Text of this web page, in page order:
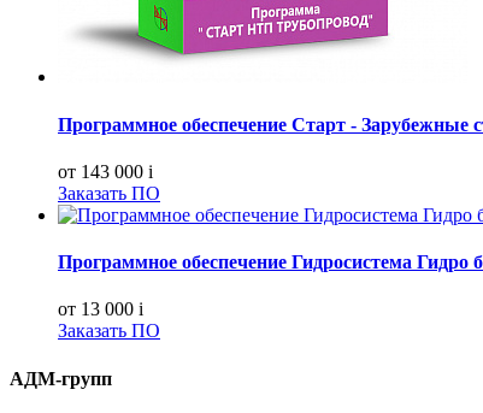
Программное обеспечение Старт - Зарубежные
от 143 000 i
Заказать ПО
Программное обеспечение Гидросистема Гидро
от 13 000 i
Заказать ПО
АДМ-групп